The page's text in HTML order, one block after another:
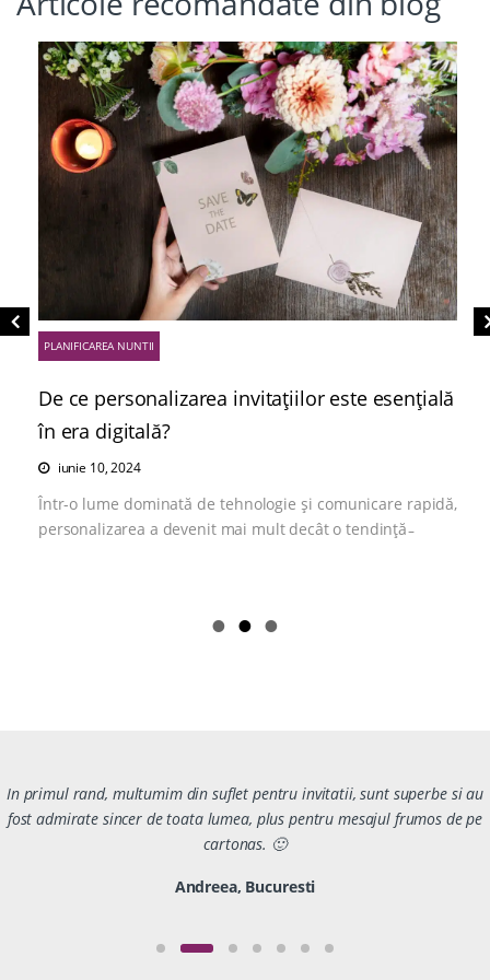
PLANIFICAREA NUNTII
De ce personalizarea invitațiilor este esențială
în era digitală?
iunie 10, 2024
Într-o lume dominată de tehnologie și comunicare rapidă,
personalizarea a devenit mai mult decât o tendință ̵
In primul rand, multumim din suflet pentru invitatii, sunt superbe si au
fost admirate sincer de toata lumea, plus pentru mesajul frumos de pe
cartonas. 🙂
Andreea, Bucuresti